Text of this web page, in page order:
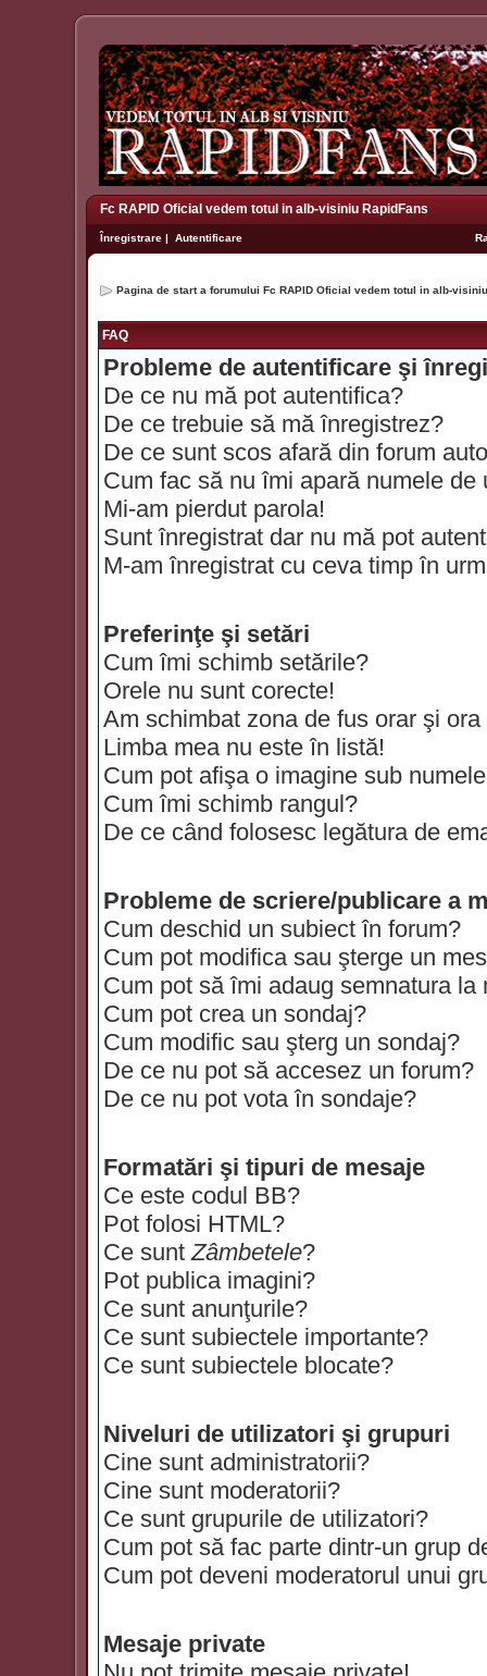
Fc RAPID Oficial vedem totul in alb-visiniu RapidFans
Înregistrare | Autentificare
Pagina de start a forumului Fc RAPID Oficial vedem totul in alb-
FAQ
Probleme de autentificare şi
De ce nu mă pot autentifica?
De ce trebuie să mă înregistrez?
De ce sunt scos afară din forum
Cum fac să nu îmi apară numele
Mi-am pierdut parola!
Sunt înregistrat dar nu mă pot
M-am înregistrat cu ceva timp în
Preferinţe şi setări
Cum îmi schimb setările?
Orele nu sunt corecte!
Am schimbat zona de fus orar şi
Limba mea nu este în listă!
Cum pot afişa o imagine sub
Cum îmi schimb rangul?
De ce când folosesc legătura de
Probleme de scriere/publicare a
Cum deschid un subiect în forum?
Cum pot modifica sau şterge un
Cum pot să îmi adaug semnatura la
Cum pot crea un sondaj?
Cum modific sau şterg un sondaj?
De ce nu pot să accesez un forum?
De ce nu pot vota în sondaje?
Formatări şi tipuri de mesaje
Ce este codul BB?
Pot folosi HTML?
Ce suntZâmbetele?
Pot publica imagini?
Ce sunt anunţurile?
Ce sunt subiectele importante?
Ce sunt subiectele blocate?
Niveluri de utilizatori şi grupuri
Cine sunt administratorii?
Cine sunt moderatorii?
Ce sunt grupurile de utilizatori?
Cum pot să fac parte dintr-un grup
Cum pot deveni moderatorul unui
Mesaje private